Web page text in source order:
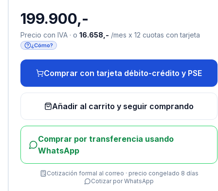
199.900,-
Precio con IVA · o 16.658,- /mes x 12 cuotas con tarjeta
¿Cómo?
Comprar con tarjeta débito-crédito y PSE
Añadir al carrito y seguir comprando
Comprar por transferencia usando
WhatsApp
Cotización formal al correo · precio congelado 8 días
Cotizar por WhatsApp
productos